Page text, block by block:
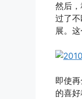
然后
过了
展。
即使
的喜